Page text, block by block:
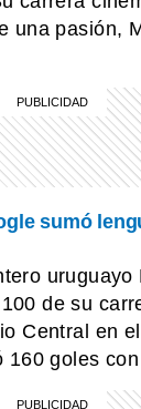
una pasión,
sumó
de su
Central en
goles